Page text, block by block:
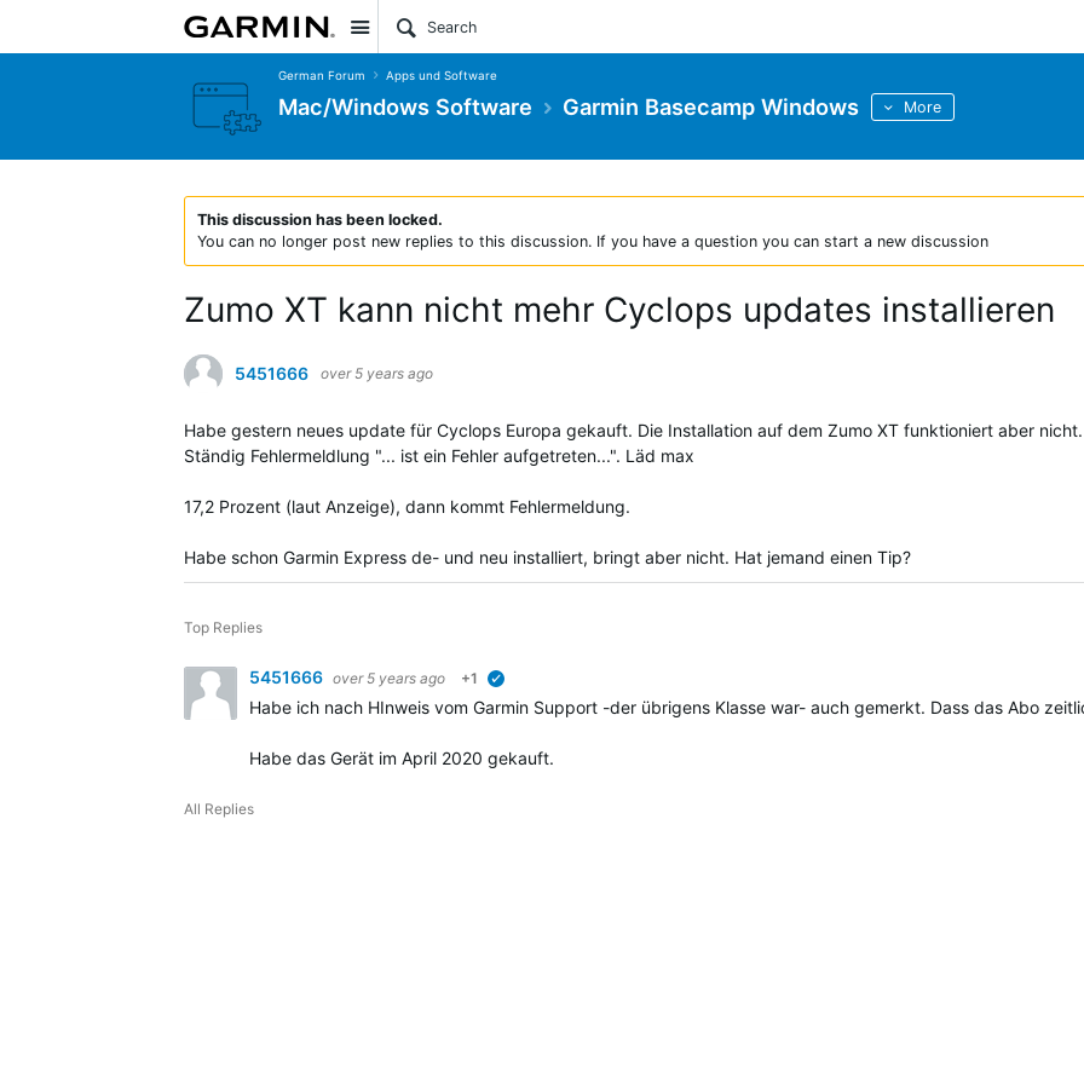
Site
German Forum Apps und Software
Mac/Windows Software Garmin Basecamp Windows More
This discussion has been locked.
You can no longer post new replies to this discussion. If you have a question you can start a new discussion
Zumo XT kann nicht mehr Cyclops updates installieren
5451666 over 5 years ago
Habe gestern neues update für Cyclops Europa gekauft. Die Installation auf dem Zumo XT funktioniert aber nicht.
Ständig Fehlermeldlung "... ist ein Fehler aufgetreten...". Läd max
17,2 Prozent (laut Anzeige), dann kommt Fehlermeldung.
Habe schon Garmin Express de- und neu installiert, bringt aber nicht. Hat jemand einen Tip?
Top Replies
5451666 over 5 years ago +1
Habe ich nach HInweis vom Garmin Support -der übrigens Klasse war- auch gemerkt. Dass das Abo
Habe das Gerät im April 2020 gekauft.
All Replies